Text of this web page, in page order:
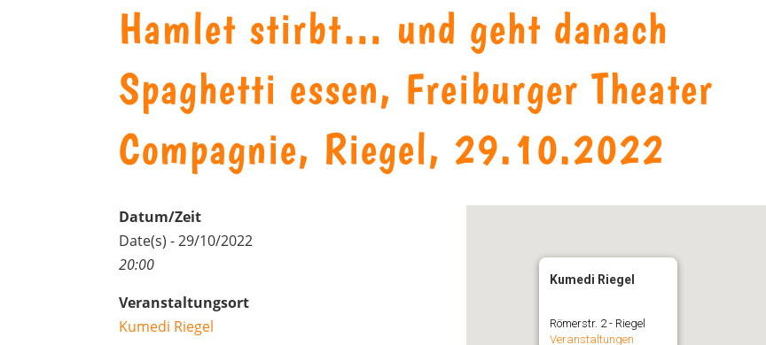
Hamlet stirbt… und geht danach
Spaghetti essen, Freiburger Theater
Compagnie, Riegel, 29.10.2022
Kumedi Riegel
Römerstr. 2 - Riegel
Veranstaltungen
Datum/Zeit
Date(s) - 29/10/2022
20:00
Veranstaltungsort
Kumedi Riegel